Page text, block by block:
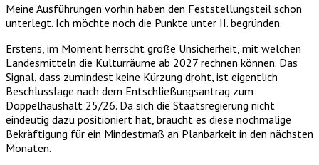
Meine Ausführungen vorhin haben den Feststellungsteil schon
unterlegt. Ich möchte noch die Punkte unter II. begründen.
Erstens, im Moment herrscht große Unsicherheit, mit welchen
Landesmitteln die Kulturräume ab 2027 rechnen können. Das
Signal, dass zumindest keine Kürzung droht, ist eigentlich
Beschlusslage nach dem Entschließungsantrag zum
Doppelhaushalt 25/26. Da sich die Staatsregierung nicht
eindeutig dazu positioniert hat, braucht es diese nochmalige
Bekräftigung für ein Mindestmaß an Planbarkeit in den nächsten
Monaten.